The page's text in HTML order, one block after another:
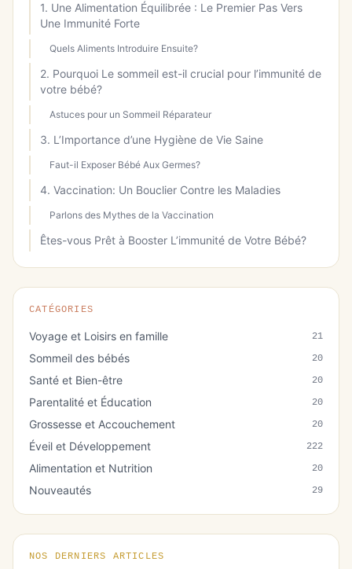
1. Une Alimentation Équilibrée : Le Premier Pas Vers
Une Immunité Forte
Quels Aliments Introduire Ensuite?
2. Pourquoi Le sommeil est-il crucial pour l’immunité de
votre bébé?
Astuces pour un Sommeil Réparateur
3. L’Importance d’une Hygiène de Vie Saine
Faut-il Exposer Bébé Aux Germes?
4. Vaccination: Un Bouclier Contre les Maladies
Parlons des Mythes de la Vaccination
Êtes-vous Prêt à Booster L’immunité de Votre Bébé?
CATÉGORIES
Voyage et Loisirs en famille 21
Sommeil des bébés 20
Santé et Bien-être 20
Parentalité et Éducation 20
Grossesse et Accouchement 20
Éveil et Développement 222
Alimentation et Nutrition 20
Nouveautés 29
NOS DERNIERS ARTICLES